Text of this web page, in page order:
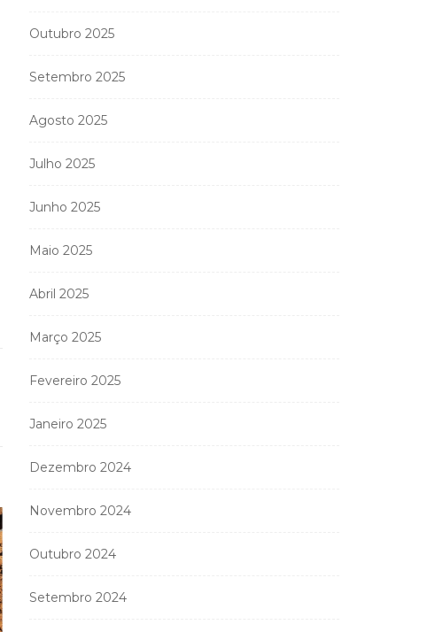
Outubro 2025
Setembro 2025
Agosto 2025
Julho 2025
Junho 2025
Maio 2025
Abril 2025
Março 2025
Fevereiro 2025
Janeiro 2025
Dezembro 2024
Novembro 2024
Outubro 2024
Setembro 2024